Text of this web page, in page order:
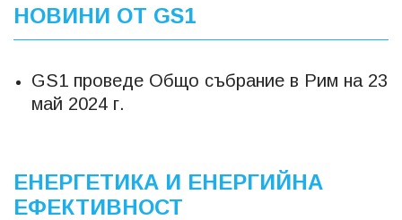
НОВИНИ ОТ GS1
GS1 проведе Общо събрание в Рим на 23
май 2024 г.
ЕНЕРГЕТИКА И ЕНЕРГИЙНА
ЕФЕКТИВНОСТ